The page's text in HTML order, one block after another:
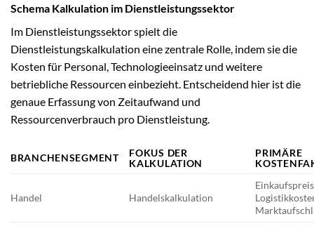
Schema Kalkulation im Dienstleistungssektor
Im Dienstleistungssektor spielt die
Dienstleistungskalkulation eine zentrale Rolle, indem sie die
Kosten für Personal, Technologieeinsatz und weitere
betriebliche Ressourcen einbezieht. Entscheidend hier ist die
genaue Erfassung von Zeitaufwand und
Ressourcenverbrauch pro Dienstleistung.
BRANCHENSEGMENT
FOKUS DER
KALKULATION
PRIMÄRE
Handel Handelskalkulation